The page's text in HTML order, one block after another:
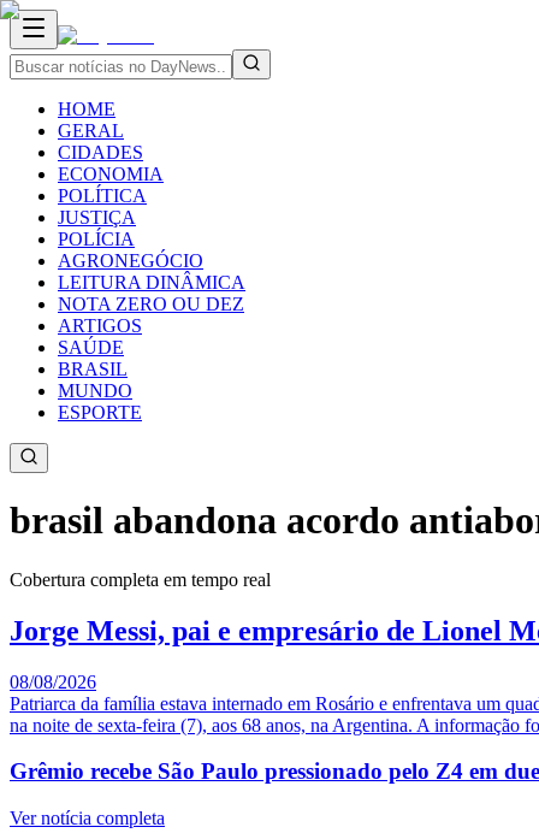
HOME
GERAL
CIDADES
ECONOMIA
POLÍTICA
JUSTIÇA
POLÍCIA
AGRONEGÓCIO
LEITURA DINÂMICA
NOTA ZERO OU DEZ
ARTIGOS
SAÚDE
BRASIL
MUNDO
ESPORTE
brasil abandona acordo
Cobertura completa em tempo real
Jorge Messi, pai e empresário de Lionel
08/08/2026
Patriarca da família estava internado em Rosário e enfrentava um
na noite de sexta-feira (7), aos 68 anos, na Argentina. A
Grêmio recebe São Paulo pressionado pelo Z4 em
Ver notícia completa